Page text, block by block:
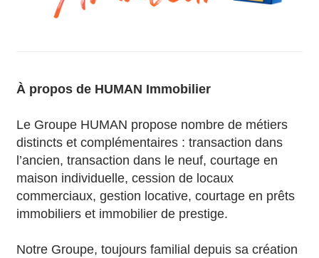
À propos de HUMAN Immobilier
Le Groupe HUMAN propose nombre de métiers
distincts et complémentaires : transaction dans
l’ancien, transaction dans le neuf, courtage en
maison individuelle, cession de locaux
commerciaux, gestion locative, courtage en prêts
immobiliers et immobilier de prestige.
Notre Groupe, toujours familial depuis sa création